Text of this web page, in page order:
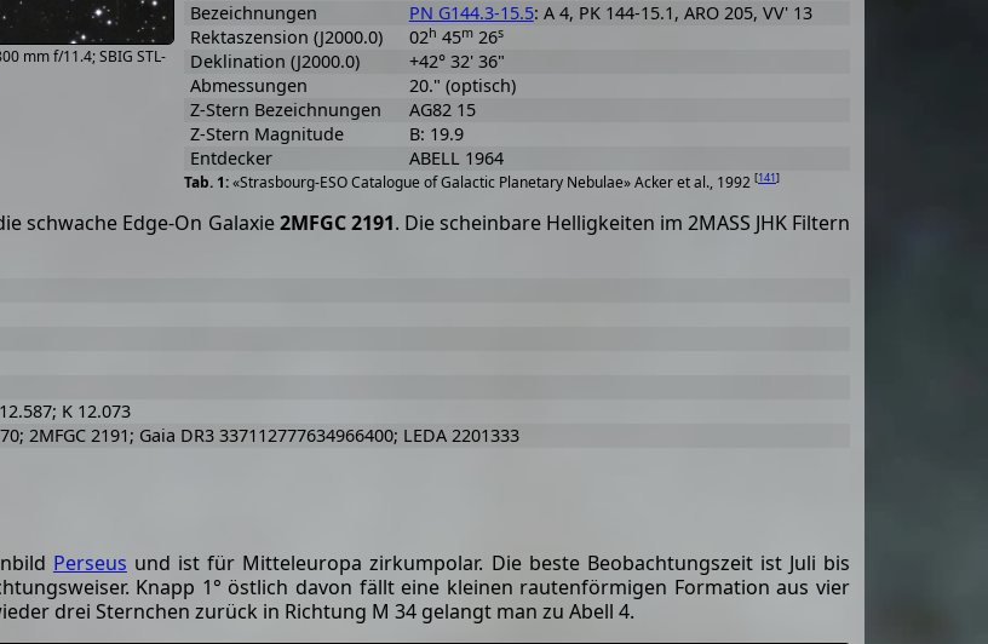
mm f/11.4; SBIG STL-
«Strasbourg-ESO Catalogue of Galactic Planetary Nebulae» Acker et al., 1992 [141]
Bezeichnungen PN G144.3-15.5: A 4, PK 144-15.1, ARO 205, VV' 13
Rektaszension (J2000.0)
02h 45m26s
Deklination (J2000.0)
+42° 32' 36"
Abmessungen
20." (optisch)
Z-Stern Bezeichnungen
AG82 15
Z-Stern Magnitude
B: 19.9
Entdecker
ABELL 1964
schwache Edge-On Galaxie2MFGC 2191. Die scheinbare Helligkeiten im 2MASS JHK Filtern
K 12.073
2MFGC 2191; Gaia DR3 337112777634966400; LEDA 2201333
Perseus und ist für Mitteleuropa zirkumpolar. Die beste Beobachtungszeit ist Juli bis
Knapp 1° östlich davon fällt eine kleinen rautenförmigen Formation aus vier
drei Sternchen zurück in Richtung M 34 gelangt man zu Abell 4.